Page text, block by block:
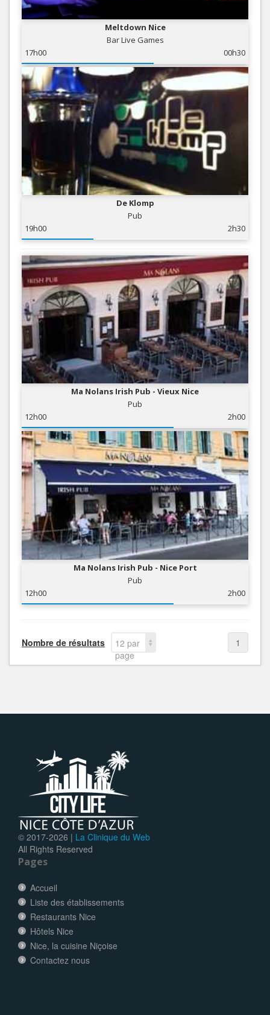
Meltdown Nice
Bar Live Games
17h00
00h30
De Klomp
Pub
19h00
2h30
Ma Nolans Irish Pub - Vieux Nice
Pub
12h00
2h00
Ma Nolans Irish Pub - Nice Port
Pub
12h00
2h00
Nombre de résultats
12 par
page
1
© 2017-2026 | La Clinique du Web
All Rights Reserved
Pages
Accueil
Liste des établissements
Restaurants Nice
Hôtels Nice
Nice, la cuisine Niçoise
Contactez nous